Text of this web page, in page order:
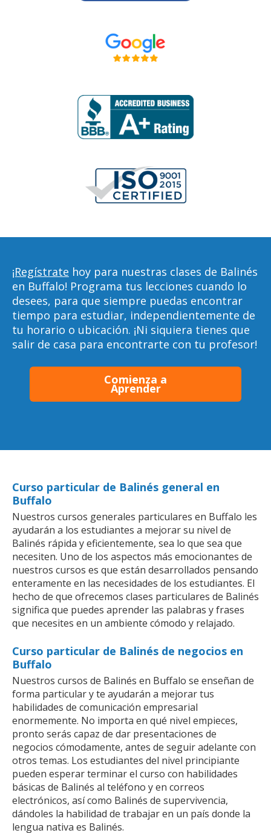
¡Regístrate hoy para nuestras clases de Balinés
en Buffalo! Programa tus lecciones cuando lo
desees, para que siempre puedas encontrar
tiempo para estudiar, independientemente de
tu horario o ubicación. ¡Ni siquiera tienes que
salir de casa para encontrarte con tu profesor!
Comienza a
Aprender
Curso particular de Balinés general en
Buffalo
Nuestros cursos generales particulares en Buffalo les
ayudarán a los estudiantes a mejorar su nivel de
Balinés rápida y eficientemente, sea lo que sea que
necesiten. Uno de los aspectos más emocionantes de
nuestros cursos es que están desarrollados pensando
enteramente en las necesidades de los estudiantes. El
hecho de que ofrecemos clases particulares de Balinés
significa que puedes aprender las palabras y frases
que necesites en un ambiente cómodo y relajado.
Curso particular de Balinés de negocios en
Buffalo
Nuestros cursos de Balinés en Buffalo se enseñan de
forma particular y te ayudarán a mejorar tus
habilidades de comunicación empresarial
enormemente. No importa en qué nivel empieces,
pronto serás capaz de dar presentaciones de
negocios cómodamente, antes de seguir adelante con
otros temas. Los estudiantes del nivel principiante
pueden esperar terminar el curso con habilidades
básicas de Balinés al teléfono y en correos
electrónicos, así como Balinés de supervivencia,
dándoles la habilidad de trabajar en un país donde la
lengua nativa es Balinés.